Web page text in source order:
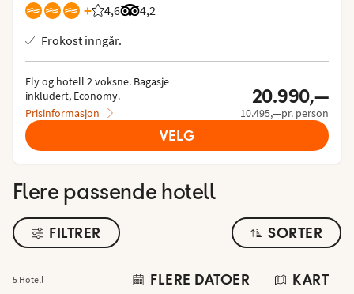
+ 4,6
Vurdering fra Vings gjester: 4.592/5
4,2
Vurdering fra Tripadvisor: 4.2 of 5
Frokost inngår.
Fly og hotell 2 voksne. Bagasje
inkludert, Economy.
Prisinformasjon
20.990,—
10.495,—pr. person
VELG
Flere passende hotell
FILTRER SORTER
5 Hotell FLERE DATOER KART